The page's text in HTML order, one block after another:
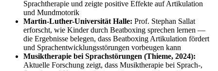
Sprachtherapie und zeigte positive Effekte auf Artikulation
und Mundmotorik
Martin-Luther-Universität Halle: Prof. Stephan Sallat
erforscht, wie Kinder durch Beatboxing sprechen lernen —
die Ergebnisse belegen, dass Beatboxing Artikulation fördert
und Sprachentwicklungsstörungen vorbeugen kann
Musiktherapie bei Sprachstörungen (Thieme, 2024):
Aktuelle Forschung zeigt, dass Musiktherapie bei Sprach-,